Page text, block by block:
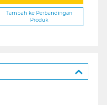
Tambah ke Perbandingan
Produk